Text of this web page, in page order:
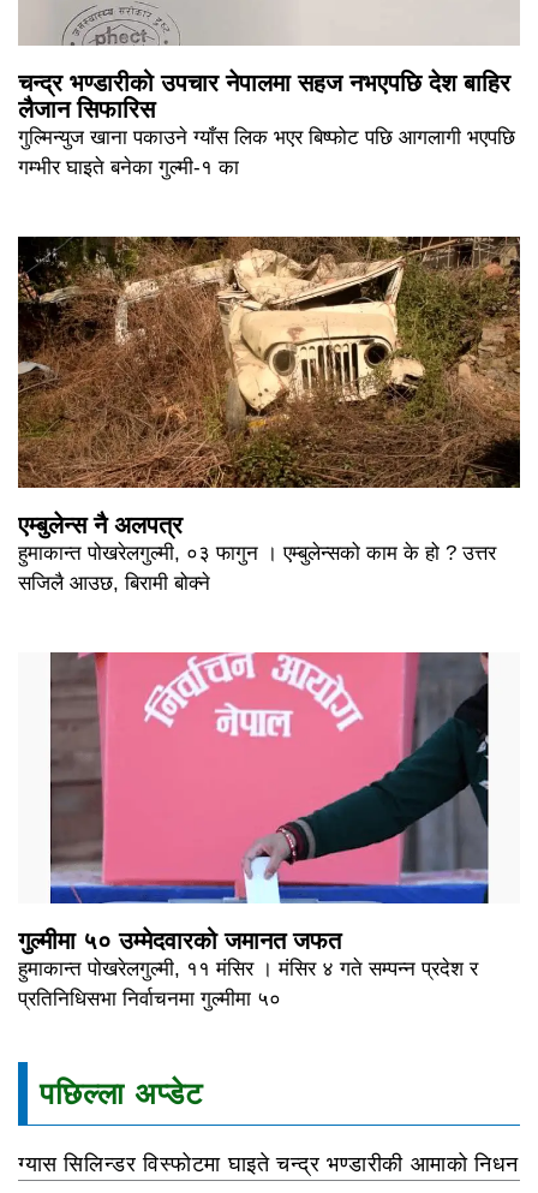
चन्द्र भण्डारीको उपचार नेपालमा सहज नभएपछि देश बाहिर
लैजान सिफारिस
गुल्मिन्युज खाना पकाउने ग्याँस लिक भएर बिष्फोट पछि आगलागी भएपछि
गम्भीर घाइते बनेका गुल्मी-१ का
एम्बुलेन्स नै अलपत्र
हुमाकान्त पोखरेलगुल्मी, ०३ फागुन । एम्बुलेन्सको काम के हो ? उत्तर
सजिलै आउछ, बिरामी बोक्ने
गुल्मीमा ५० उम्मेदवारको जमानत जफत
हुमाकान्त पोखरेलगुल्मी, ११ मंसिर । मंसिर ४ गते सम्पन्न प्रदेश र
प्रतिनिधिसभा निर्वाचनमा गुल्मीमा ५०
पछिल्ला अप्डेट
ग्यास सिलिन्डर विस्फोटमा घाइते चन्द्र भण्डारीकी आमाको निधन